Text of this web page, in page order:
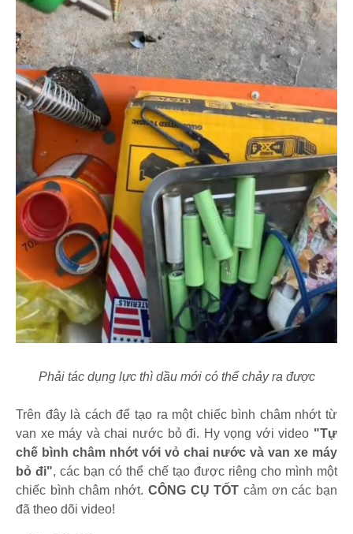
Phải tác dụng lực thì dầu mới có thể chảy ra được
Trên đây là cách để tạo ra một chiếc bình châm nhớt từ
van xe máy và chai nước bỏ đi. Hy vọng với video "Tự
chế bình châm nhớt với vỏ chai nước và van xe máy
bỏ đi", các bạn có thể chế tạo được riêng cho mình một
chiếc bình châm nhớt. CÔNG CỤ TỐT cảm ơn các bạn
đã theo dõi video!